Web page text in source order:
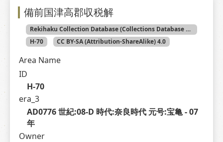
備前国津高郡収税解
Rekihaku Collection Database (Collections Database of the National Museum of Japanese History)
H-70
CC BY-SA (Attribution-ShareAlike) 4.0
Area Name
ID
H-70
era_3
AD0776 世紀:08-D 時代:奈良時代 元号:宝亀 - 07
年
Owner